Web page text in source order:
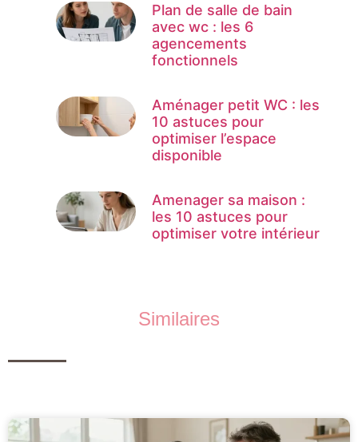
Plan de salle de bain
avec wc : les 6
agencements
fonctionnels
Aménager petit WC : les
10 astuces pour
optimiser l’espace
disponible
Amenager sa maison :
les 10 astuces pour
optimiser votre intérieur
Similaires